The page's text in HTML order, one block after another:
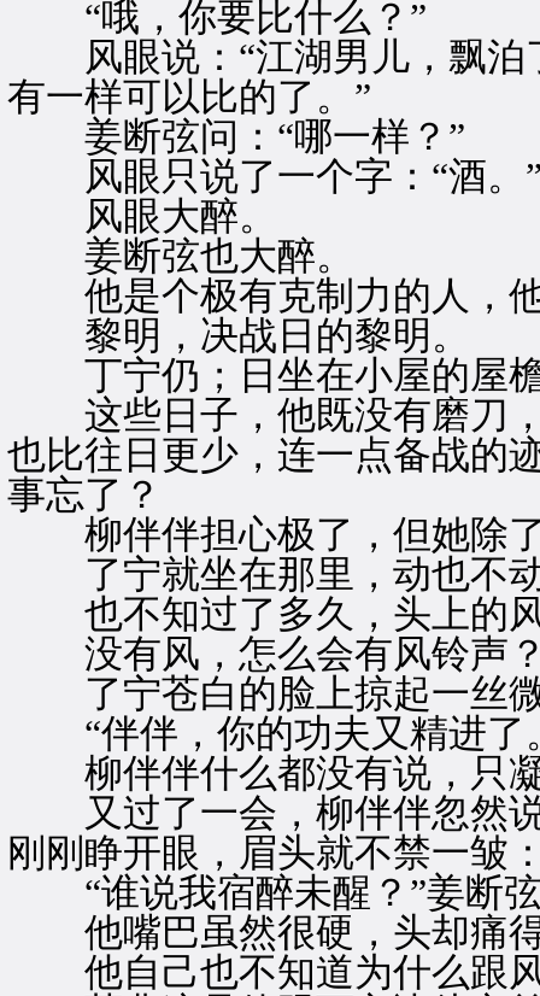
“哦，你要比什么？”
风眼说：“江湖男儿，飘泊
有一样可以比的了。”
姜断弦问：“哪一样？”
风眼只说了一个字：“酒。
风眼大醉。
姜断弦也大醉。
他是个极有克制力的人，他
黎明，决战日的黎明。
丁宁仍；日坐在小屋的屋
这些日子，他既没有磨刀，
也比往日更少，连一点备战的
事忘了？
柳伴伴担心极了，但她除了
了宁就坐在那里，动也不
也不知过了多久，头上的风
没有风，怎么会有风铃声
了宁苍白的脸上掠起一丝
“伴伴，你的功夫又精进了
柳伴伴什么都没有说，只凝
又过了一会，柳伴伴忽然说
刚刚睁开眼，眉头就不禁一皱
“谁说我宿醉未醒？”姜断弦
他嘴巴虽然很硬，头却痛
他自己也不知道为什么跟